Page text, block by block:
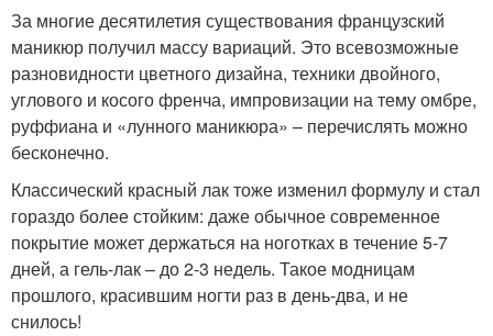
За многие десятилетия существования французский
маникюр получил массу вариаций. Это всевозможные
разновидности цветного дизайна, техники двойного,
углового и косого френча, импровизации на тему омбре,
руффиана и «лунного маникюра» – перечислять можно
бесконечно.
Классический красный лак тоже изменил формулу и стал
гораздо более стойким: даже обычное современное
покрытие может держаться на ноготках в течение 5-7
дней, а гель-лак – до 2-3 недель. Такое модницам
прошлого, красившим ногти раз в день-два, и не
снилось!